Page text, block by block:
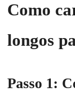
Como
longos
Passo 1: